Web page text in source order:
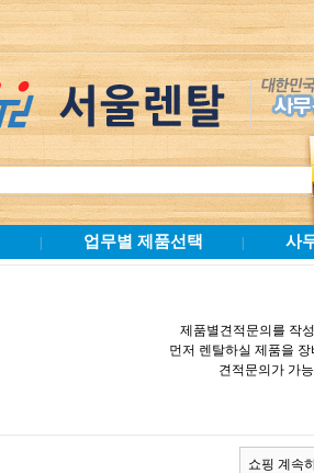
업무별 제품선택 사
제품별견적문의를 작
먼저 렌탈하실 제품을
견적문의가 가
쇼핑 계속